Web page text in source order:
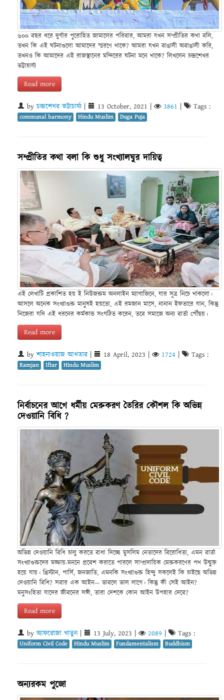
৬০০ বছর ধরে দুর্গার পুরোহিত জামালের পরিবার, আমরা যখন সম্প্রীতির কথা বলি,
তখন কি এই ঘটনাগুলো আমাদের স্মরণে থাকে? আমরা যখন বাঙালী অবাঙালী করি,
তখনও কি আমাদের এই রাজস্থানের মন্দিরের ঘটনা মনে থাকে? লিখলেন চন্দ্রশেখর
ভট্টাচার্য্য
Read more
byচন্দ্রশেখর ভট্টাচার্য্য| 13 October, 2021 | 3861 | Tags :
communal harmony Hindu Muslim Duga Puja
সম্প্রীতির কথা বলা কি শুধু সংখ্যালঘুর দায়িত্ব
এই লেখাটি প্রকাশিত হয় ই নিউজরুম অনলাইন ম্যাগাজিনে, যার সূত্র নিচে থাকলো।
আসলে অনেক সংখ্যাগুরু মানুষই হয়তো, এই রমজান মাসে, নানান ইফতারে যান, কিন্তু
নিজেরা যদি এই ধরনের কর্মকান্ড সংগঠিত করেন, তবে সমাজে অন্য বার্তা পৌঁছয়।
Read more
byশাহনাওয়াজ আখতার| 18 April, 2023 | 1724 | Tags :
Ramjan Iftar Hindu Muslim
নির্বাচনের আগে ধর্মীয় মেরুকরণ তৈরির কৌশল কি অভিন্ন
দেওয়ানি বিধি ?
অভিন্ন দেওয়ানি বিধি চালু করতে বাধা দিচ্ছে মুসলিম নেতাদের বিরোধিতা, এমন বার্তা
সংখ্যাগুরুদের মজ্জায়-মননে প্রবেশ করাতে পারলে সাম্প্রদায়িক মেরুকরণের পথ উন্মুক্ত
হয়ে যায়। খ্রিস্টান, পার্সি, জনজাতি, এমনকি সংখ্যাগুরু হিন্দু সকলেই কি চাইছে অভিন্ন
দেওয়ানি বিধি? সবার এক আইন— ভাবলে ভাল লাগে। কিন্তু কী সেই আইন?
মনুসংহিতা যাদের জীবনের সঙ্গী, তারা দেশকে কোন আইন উপহার দেবে?
Read more
byআফরোজা খাতুন| 13 July, 2023 | 2089 | Tags :
Uniform Civil Code Hindu Muslim Fundamentalism Buddhism
অন্যরকম পুজো